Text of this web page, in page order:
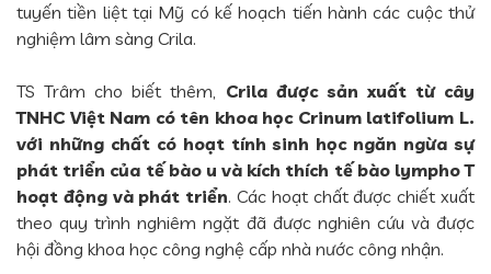
tuyến tiền liệt tại Mỹ có kế hoạch tiến hành các cuộc thử
nghiệm lâm sàng Crila.
TS Trâm cho biết thêm, Crila được sản xuất từ cây
TNHC Việt Nam có tên khoa học Crinum latifolium L.
với những chất có hoạt tính sinh học ngăn ngừa sự
phát triển của tế bào u và kích thích tế bào lympho T
hoạt động và phát triển. Các hoạt chất được chiết xuất
theo quy trình nghiêm ngặt đã được nghiên cứu và được
hội đồng khoa học công nghệ cấp nhà nước công nhận.